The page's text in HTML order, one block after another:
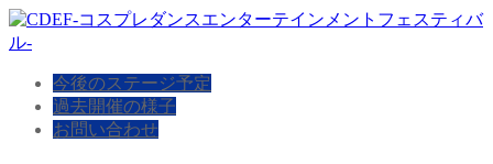
今後のステージ予定
過去開催の様子
お問い合わせ